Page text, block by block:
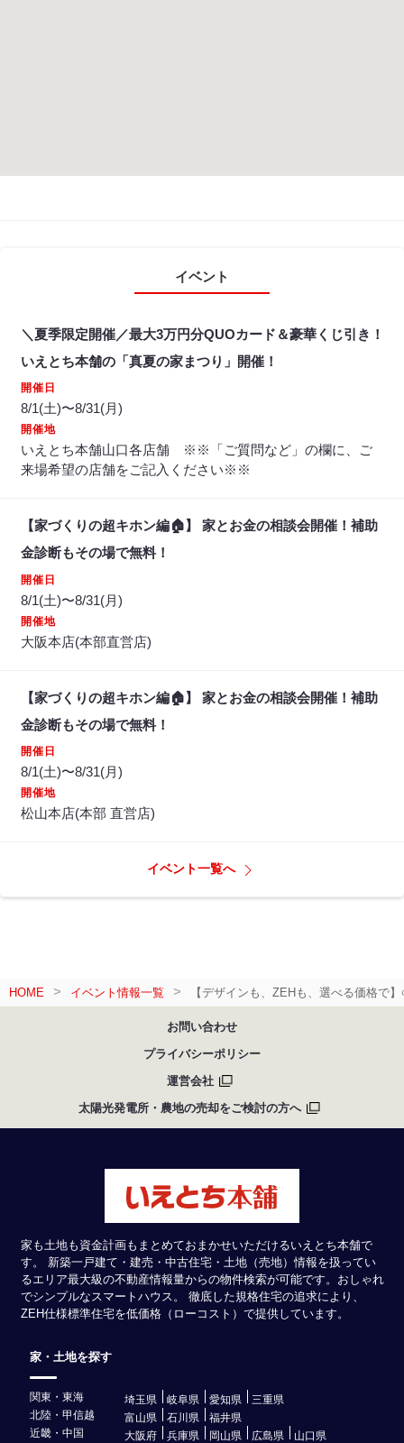
イベント
＼夏季限定開催／最大3万円分QUOカード＆豪華くじ引き！
いえとち本舗の「真夏の家まつり」開催！
開催日
8/1(土)〜8/31(月)
開催地
いえとち本舗山口各店舗 ※※「ご質問など」の欄に、ご
来場希望の店舗をご記入ください※※
【家づくりの超キホン編🏠】 家とお金の相談会開催！補助
金診断もその場で無料！
開催日
8/1(土)〜8/31(月)
開催地
大阪本店(本部直営店)
【家づくりの超キホン編🏠】 家とお金の相談会開催！補助
金診断もその場で無料！
開催日
8/1(土)〜8/31(月)
開催地
松山本店(本部 直営店)
イベント一覧へ
HOME イベント情報一覧 【デザインも、ZEHも、選べる価格で
お問い合わせ
プライバシーポリシー
運営会社
太陽光発電所・農地の売却をご検討の方へ
家も土地も資金計画もまとめておまかせいただけるいえとち本舗で
す。 新築一戸建て・建売・中古住宅・土地（売地）情報を扱ってい
るエリア最大級の不動産情報量からの物件検索が可能です。おしゃれ
でシンプルなスマートハウス。 徹底した規格住宅の追求により、
ZEH仕様標準住宅を低価格（ローコスト）で提供しています。
家・土地を探す
関東・東海 埼玉県 岐阜県 愛知県
三重県
北陸・甲信越
富山県 石川県
福井県
近畿・中国
大阪府 兵庫県 岡山県 広島県 山口県